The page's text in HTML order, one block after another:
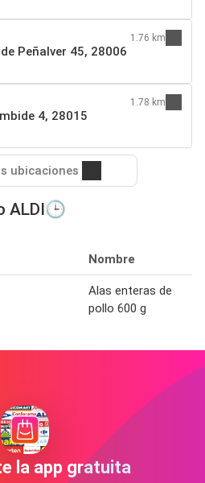
Peñalver 45, 28006
1.76 km
4, 28015
1.78 km
ubicaciones
ALDI🕒
Nombre
Alas enteras de
pollo 600 g
la app gratuita